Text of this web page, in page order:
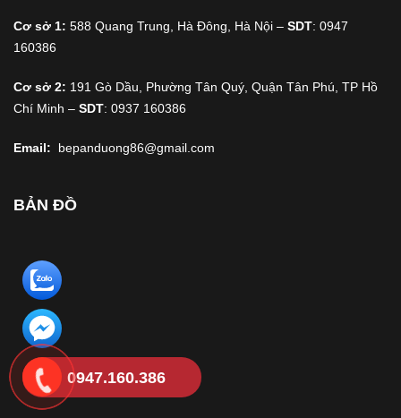
Cơ sở 1: 588 Quang Trung, Hà Đông, Hà Nội – SDT: 0947
160386
Cơ sở 2: 191 Gò Dầu, Phường Tân Quý, Quận Tân Phú, TP Hồ
Chí Minh – SDT: 0937 160386
Email: bepanduong86@gmail.com
BẢN ĐỒ
0947.160.386